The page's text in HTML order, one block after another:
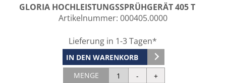
GLORIA HOCHLEISTUNGSSPRÜHGERÄT 405 T
Artikelnummer: 000405.0000
Lieferung in 1-3 Tagen*
IN DEN WARENKORB
MENGE